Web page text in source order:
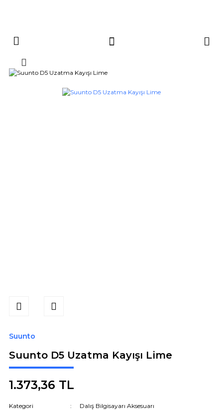
Suunto
Suunto D5 Uzatma Kayışı Lime
1.373,36 TL
Kategori
Dalış Bilgisayarı Aksesuarı